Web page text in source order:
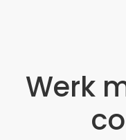
Werk